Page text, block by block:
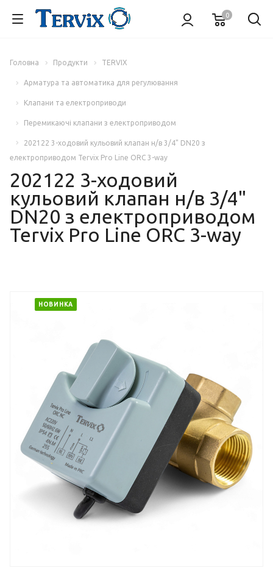
0
Головна Продукти TERVIX
Арматура та автоматика для регулювання
Клапани та електроприводи
Перемикаючі клапани з електроприводом
202122 3-ходовий кульовий клапан н/в 3/4" DN20 з
електроприводом Tervix Pro Line ORC 3-way
202122 3-ходовий
кульовий клапан н/в 3/4"
DN20 з електроприводом
Tervix Pro Line ORC 3-way
НОВИНКА